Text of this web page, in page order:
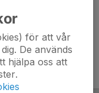
för att vår
De används
hjälpa oss att